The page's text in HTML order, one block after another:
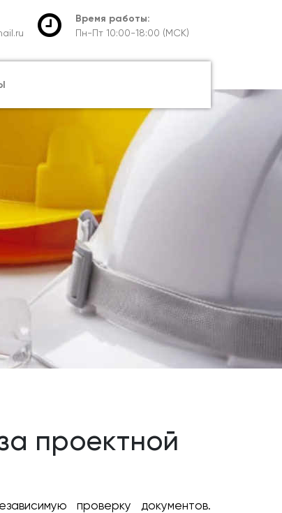
Время работы:
Пн-Пт 10:00-18:00 (МСК)
проектной
проверку документов.